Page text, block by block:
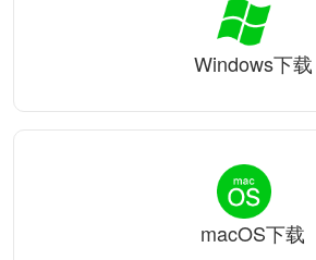
Windows下载
macOS下载